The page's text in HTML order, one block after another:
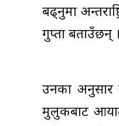
बढ्नुमा
गुप्ता बताउँछन् ।
उनका अनुसार
मुलुकबाट